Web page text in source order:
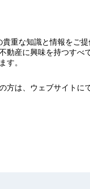
貴重な知識と情報をご提
動産に興味を持つすべ
す。
方は、ウェブサイトに